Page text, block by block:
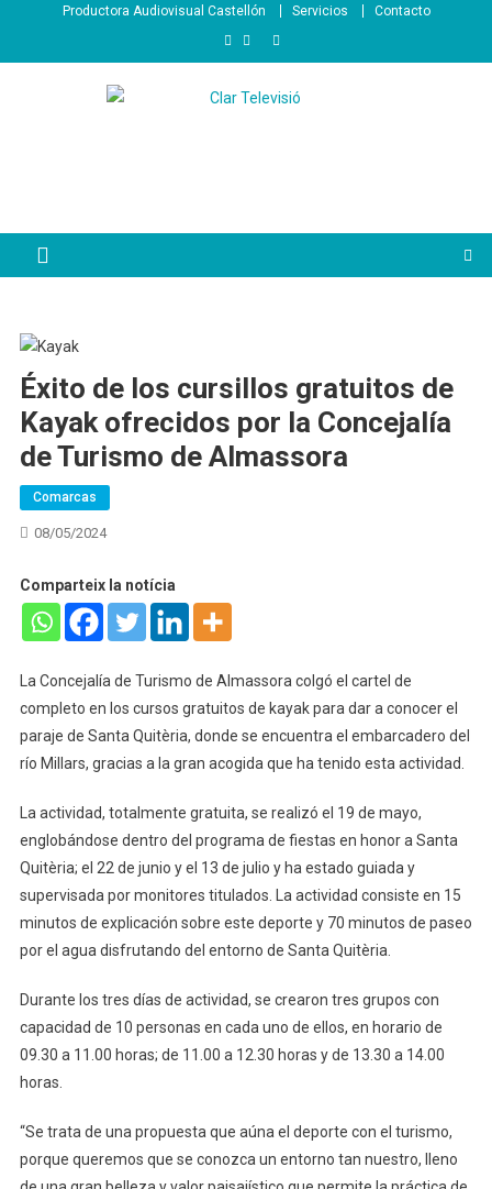
contenido
Productora Audiovisual Castellón Servicios Contacto
Éxito de los cursillos gratuitos de
Kayak ofrecidos por la Concejalía
de Turismo de Almassora
Comarcas
08/05/2024
Comparteix la notícia
La Concejalía de Turismo de Almassora colgó el cartel de
completo en los cursos gratuitos de kayak para dar a conocer el
paraje de Santa Quitèria, donde se encuentra el embarcadero del
río Millars, gracias a la gran acogida que ha tenido esta actividad.
La actividad, totalmente gratuita, se realizó el 19 de mayo,
englobándose dentro del programa de fiestas en honor a Santa
Quitèria; el 22 de junio y el 13 de julio y ha estado guiada y
supervisada por monitores titulados. La actividad consiste en 15
minutos de explicación sobre este deporte y 70 minutos de paseo
por el agua disfrutando del entorno de Santa Quitèria.
Durante los tres días de actividad, se crearon tres grupos con
capacidad de 10 personas en cada uno de ellos, en horario de
09.30 a 11.00 horas; de 11.00 a 12.30 horas y de 13.30 a 14.00
horas.
“Se trata de una propuesta que aúna el deporte con el turismo,
porque queremos que se conozca un entorno tan nuestro, lleno